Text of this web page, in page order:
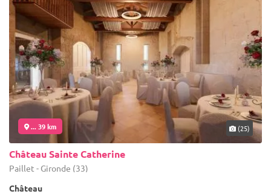
... 39 km (25)
Château Sainte Catherine
Paillet - Gironde (33)
Château